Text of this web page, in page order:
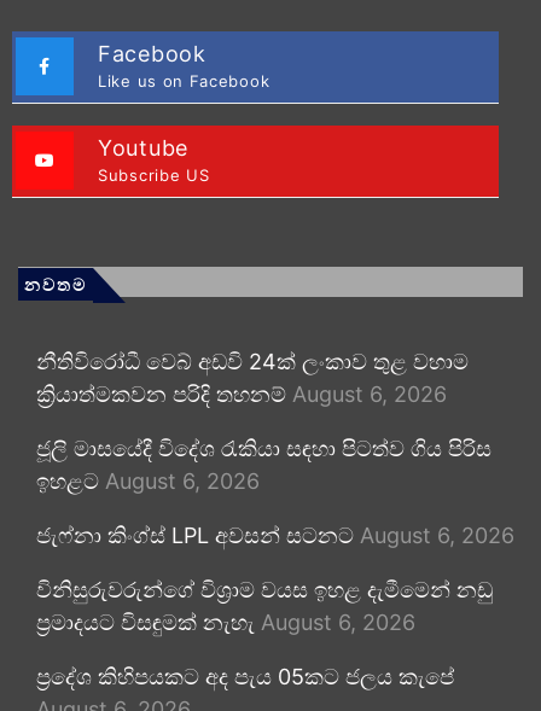
Facebook
Like us on Facebook
Youtube
Subscribe US
නවතම
නීතිවිරෝධී වෙබ් අඩවි 24ක් ලංකාව තුළ වහාම
ක්‍රියාත්මකවන පරිදි තහනම් August 6, 2026
ජූලි මාසයේදී විදේශ රැකියා සඳහා පිටත්ව ගිය පිරිස
ඉහළට August 6, 2026
ජැෆ්නා කිංග්ස් LPL අවසන් සටනට August 6, 2026
විනිසුරුවරුන්ගේ විශ්‍රාම වයස ඉහළ දැමීමෙන් නඩු
ප්‍රමාදයට විසඳුමක් නැහැ August 6, 2026
ප්‍රදේශ කිහිපයකට අද පැය 05කට ජලය කැපේ